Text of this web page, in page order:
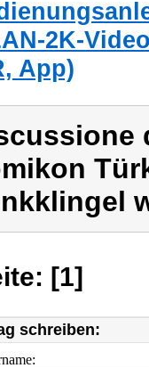
2K-
App)
[1]
schreiben: